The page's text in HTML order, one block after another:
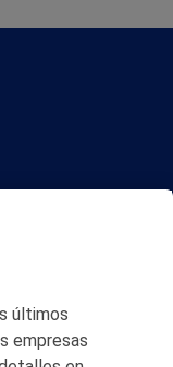
últimos
empresas